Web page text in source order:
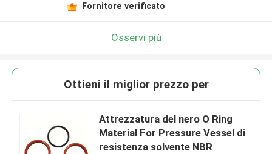
Fornitore verificato
Osservi più
Ottieni il miglior prezzo per
Attrezzatura del nero O Ring
Material For Pressure Vessel di
resistenza solvente NBR